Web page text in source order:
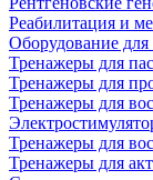
Реабилитация и
Оборудование
Тренажеры для
Тренажеры для
Тренажеры для
Тренажеры для
Тренажеры для